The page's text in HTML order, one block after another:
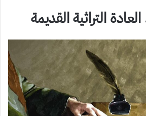
التراثية القديمة